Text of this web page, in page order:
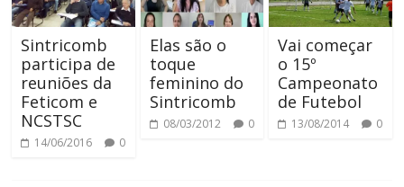
Sintricomb
participa de
reuniões da
Feticom e
NCSTSC
14/06/2016 0
Elas são o
toque
feminino do
Sintricomb
08/03/2012 0
Vai começar
o 15º
Campeonato
de Futebol
13/08/2014 0